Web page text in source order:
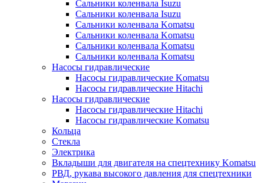
Сальники коленвала Isuzu
Сальники коленвала Isuzu
Сальники коленвала Komatsu
Сальники коленвала Komatsu
Сальники коленвала Komatsu
Сальники коленвала Komatsu
Насосы гидравлические
Насосы гидравлические Komatsu
Насосы гидравлические Hitachi
Насосы гидравлические
Насосы гидравлические Hitachi
Насосы гидравлические Komatsu
Кольца
Стекла
Электрика
Вкладыши для двигателя на спецтехнику Komatsu
РВД, рукава высокого давления для спецтехники